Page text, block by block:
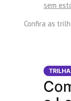
sem
Confira as